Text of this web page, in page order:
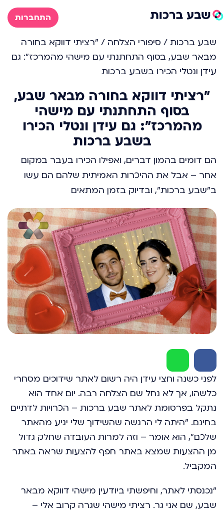
התחברות
שבע ברכות / סיפורי הצלחה / "רציתי דווקא בחורה
מבאר שבע, בסוף התחתנתי עם מישהי מהמרכז": גם
עידן ונטלי הכירו בשבע ברכות
"רציתי דווקא בחורה מבאר שבע,
בסוף התחתנתי עם מישהי
מהמרכז": גם עידן ונטלי הכירו
בשבע ברכות
הם דומים בהמון דברים, ואפילו הכירו בעבר במקום
אחר – אבל את ההיכרות האמיתית שלהם הם עשו
ב"שבע ברכות", ובדיוק בזמן המתאים
לפני כשנה וחצי עידן היה רשום לאתר שידוכים מסחרי
כלשהו, אך לא נחל שם הצלחה רבה. יום אחד הוא
נתקל בפרסומת לאתר שבע ברכות – הכרויות לדתיים
בחינם. "היתה לי הרגשה שהשידוך שלי יגיע מהאתר
שלכם", הוא אומר – וזה למרות העובדה שחלק גדול
מן ההצעות שמצא באתר חפף להצעות שראה באתר
המקביל.
"נכנסתי לאתר, וחיפשתי ביודעין מישהי דווקא מבאר
שבע, שם אני גר. רציתי מישהי שגרה קרוב אלי –